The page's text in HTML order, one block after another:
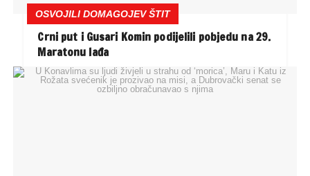
OSVOJILI DOMAGOJEV ŠTIT
Crni put i Gusari Komin podijelili pobjedu na 29.
Maratonu lađa